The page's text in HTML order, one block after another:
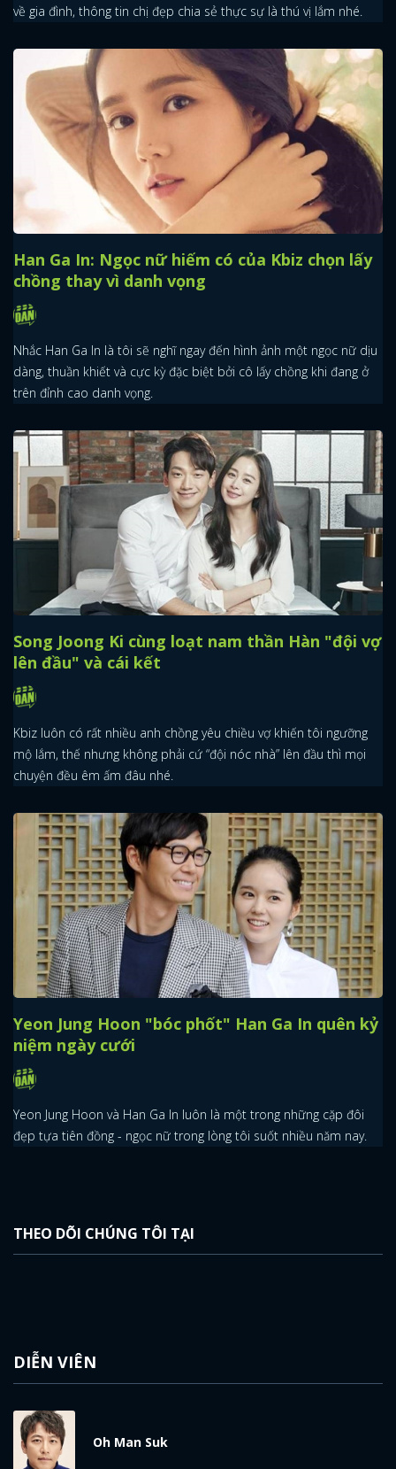
x
ĐĂNG NHẬP
FACEBOOK
về gia đình, thông tin chị đẹp chia sẻ thực sự là thú vị lắm nhé.
Han Ga In: Ngọc nữ hiếm có của Kbiz chọn lấy
chồng thay vì danh vọng
Nhắc Han Ga In là tôi sẽ nghĩ ngay đến hình ảnh một ngọc nữ dịu
dàng, thuần khiết và cực kỳ đặc biệt bởi cô lấy chồng khi đang ở
trên đỉnh cao danh vọng.
Song Joong Ki cùng loạt nam thần Hàn "đội vợ
lên đầu" và cái kết
Kbiz luôn có rất nhiều anh chồng yêu chiều vợ khiến tôi ngưỡng
mộ lắm, thế nhưng không phải cứ “đội nóc nhà” lên đầu thì mọi
chuyện đều êm ấm đâu nhé.
Yeon Jung Hoon "bóc phốt" Han Ga In quên kỷ
niệm ngày cưới
Yeon Jung Hoon và Han Ga In luôn là một trong những cặp đôi
đẹp tựa tiên đồng - ngọc nữ trong lòng tôi suốt nhiều năm nay.
THEO DÕI CHÚNG TÔI TẠI
DIỄN VIÊN
Oh Man Suk